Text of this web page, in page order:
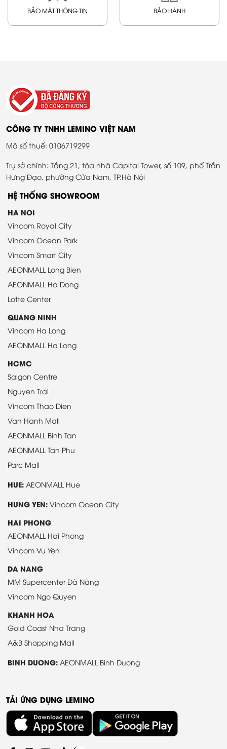
BẢO MẬT THÔNG TIN BẢO HÀNH
CÔNG TY TNHH LEMINO VIỆT NAM
Mã số thuế: 0106719299
Trụ sở chính: Tầng 21, tòa nhà Capital Tower, số 109, phố Trần
Hưng Đạo, phường Cửa Nam, TP.Hà Nội
HỆ THỐNG SHOWROOM
HA NOI
Vincom Royal City
Vincom Ocean Park
Vincom Smart City
AEONMALL Long Bien
AEONMALL Ha Dong
Lotte Center
QUANG NINH
Vincom Ha Long
AEONMALL Ha Long
HCMC
Saigon Centre
Nguyen Trai
Vincom Thao Dien
Van Hanh Mall
AEONMALL Binh Tan
AEONMALL Tan Phu
Parc Mall
HUE: AEONMALL Hue
HUNG YEN: Vincom Ocean City
HAI PHONG
AEONMALL Hai Phong
Vincom Vu Yen
DA NANG
MM Supercenter Đà Nẵng
Vincom Ngo Quyen
KHANH HOA
Gold Coast Nha Trang
A&B Shopping Mall
BINH DUONG: AEONMALL Binh Duong
TẢI ỨNG DỤNG LEMINO